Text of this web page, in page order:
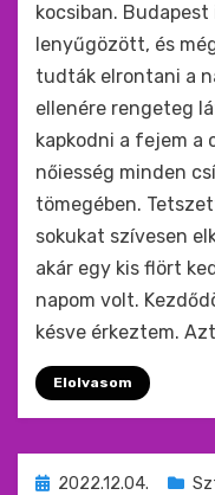
kocsiban.
lenyűgözött, és
tudták elrontani a
ellenére rengeteg
kapkodni a fejem a
nőiesség minden
tömegében.
sokukat szívesen
akár egy kis flört
napom volt.
késve érkeztem.
Elolvasom
Beküldve
2022.12.04.